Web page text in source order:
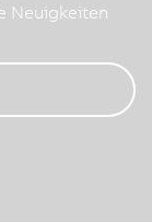
Neuigkeiten